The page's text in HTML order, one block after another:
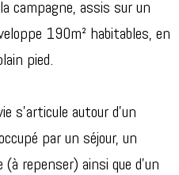
campagne, assis sur un
190m² habitables, en
pied.
s'articule autour d'un
par un séjour, un
(à repenser) ainsi que d'un